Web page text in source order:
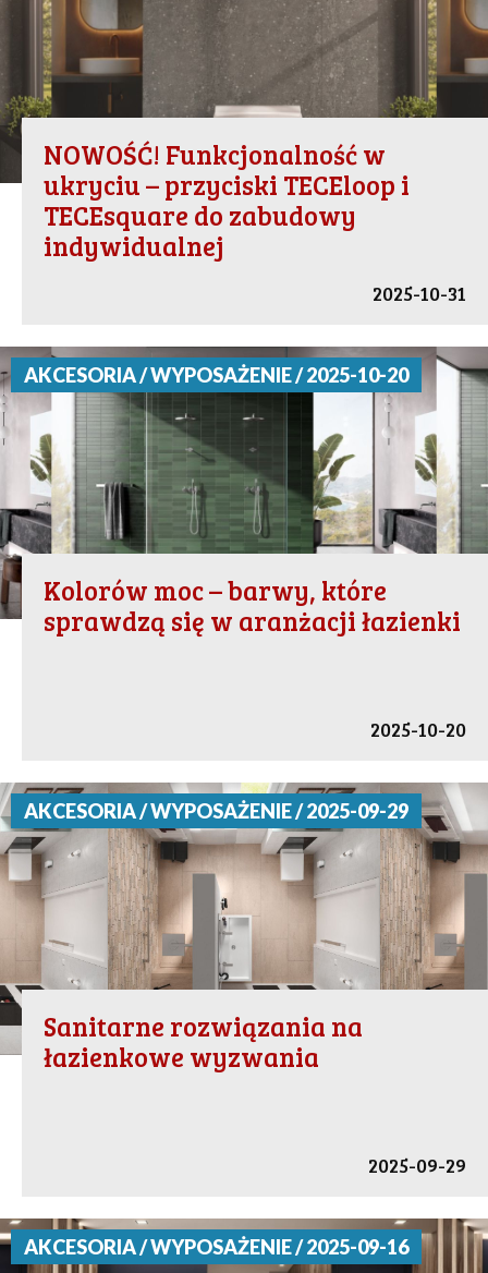
NOWOŚĆ! Funkcjonalność w
ukryciu – przyciski TECEloop i
TECEsquare do zabudowy
indywidualnej
2025-10-31
AKCESORIA / WYPOSAŻENIE / 2025-10-20
Kolorów moc – barwy, które
sprawdzą się w aranżacji łazienki
2025-10-20
AKCESORIA / WYPOSAŻENIE / 2025-09-29
Sanitarne rozwiązania na
łazienkowe wyzwania
2025-09-29
AKCESORIA / WYPOSAŻENIE / 2025-09-16